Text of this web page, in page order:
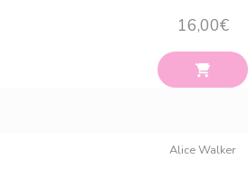
16,00€
Alice Walker